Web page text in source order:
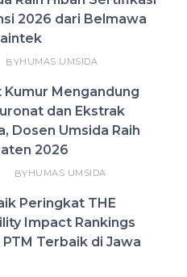
2026 dari Belmawa
BYHUMAS UMSIDA
Kumur Mengandung
dan Ekstrak
Dosen Umsida Raih
2026
BYHUMAS UMSIDA
Peringkat THE
Impact Rankings
PTM Terbaik di Jawa